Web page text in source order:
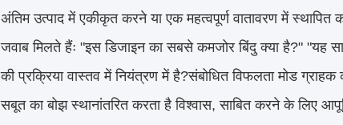
अंतिम उत्पाद में एकीकृत करने या एक महत्वपूर्ण वातावरण में
जवाब मिलते हैंः "इस डिजाइन का सबसे कमजोर बिंदु क्या है?" "यह
की प्रक्रिया वास्तव में नियंत्रण में है?संबोधित विफलता मोड
सबूत का बोझ स्थानांतरित करता है विश्वास, साबित करने के लिए